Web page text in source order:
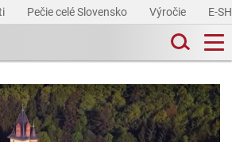
Pečie celé Slovensko Výročie E-